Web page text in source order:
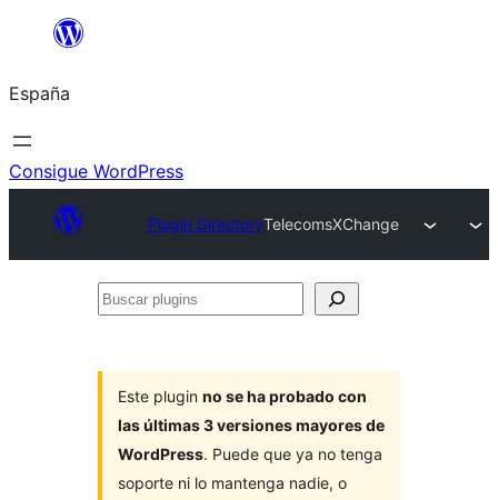
Saltar
contenido
España
Consigue WordPress
Plugin DirectoryTelecomsXChange
Buscar
Este plugin no se ha probado con
las últimas 3 versiones mayores de
WordPress. Puede que ya no tenga
soporte ni lo mantenga nadie, o